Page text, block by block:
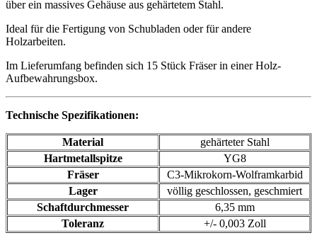
über ein massives Gehäuse aus gehärtetem Stahl.
Ideal für die Fertigung von Schubladen oder für andere
Holzarbeiten.
Im Lieferumfang befinden sich 15 Stück Fräser in einer Holz-
Aufbewahrungsbox.
Technische Spezifikationen:
Material
gehärteter Stahl
Hartmetallspitze
YG8
Fräser
C3-Mikrokorn-Wolframkarbid
Lager
völlig geschlossen, geschmiert
Schaftdurchmesser
6,35 mm
Toleranz
+/- 0,003 Zoll